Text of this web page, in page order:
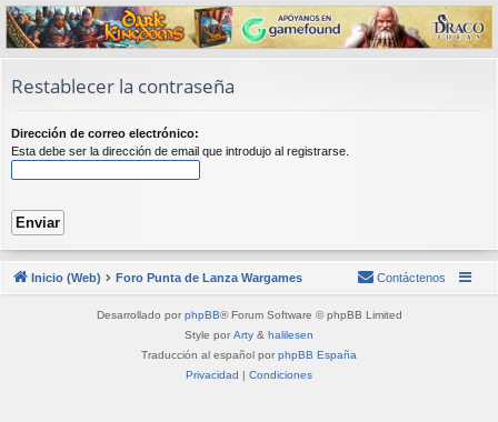
es
rá
pi
s
fic
ar
ra
rs
s
c
Restablecer la contraseña
Dirección de correo electrónico:
Esta debe ser la dirección de email que introdujo al registrarse.
Inicio (Web) Foro Punta de Lanza Wargames Contáctenos
Desarrollado por phpBB® Forum Software © phpBB Limited
Style por Arty & halilesen
Traducción al español por phpBB España
Privacidad
Condiciones